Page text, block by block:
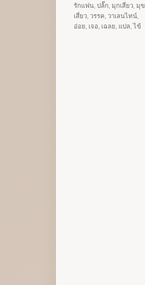
รักแฟน ปล้๊ก มุกเสี่ยว มุข
เสี่ยว วรรค วาเลนไทน์
อ่อย เจอ เฉลย แปล ,ไข้